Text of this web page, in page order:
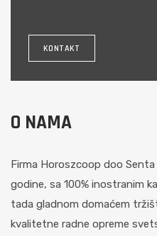
KONTAKT
O NAMA
Firma Horoszcoop doo
godine, sa 100% inostranim
tada gladnom domaćem
kvalitetne radne opreme